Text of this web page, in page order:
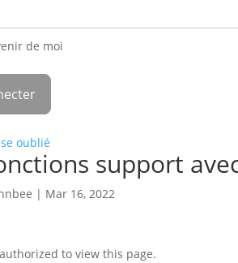
de moi
oublié
support
| Mar 16, 2022
to view this page.